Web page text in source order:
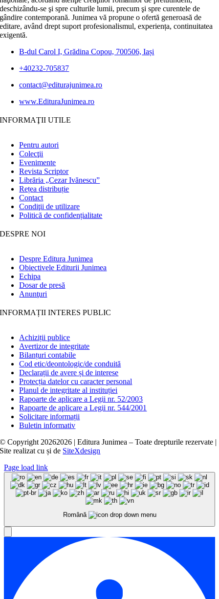
deschizându-se şi spre culturile lumii, precum şi spre curentele de
gândire contemporană. Junimea vă propune o ofertă generoasă de
editare, având drept suport profesionalismul, experiența, continuitatea
exigentă.
B-dul Carol I, Grădina Copou, 700506, Iași
+40232-705837
contact@editurajunimea.ro
www.EdituraJunimea.ro
INFORMAŢII UTILE
Pentru autori
Colecţii
Evenimente
Revista Scriptor
Librăria „Cezar Ivănescu”
Rețea distribuție
Contact
Condiţii de utilizare
Politică de confidențialitate
DESPRE NOI
Despre Editura Junimea
Obiectivele Editurii Junimea
Echipa
Dosar de presă
Anunţuri
INFORMAȚII INTERES PUBLIC
Achiziții publice
Avertizor de integritate
Bilanțuri contabile
Cod etic/deontologic/de conduită
Declarații de avere și de interese
Protecția datelor cu caracter personal
Planul de integritate al instituției
Rapoarte de aplicare a Legii nr. 52/2003
Rapoarte de aplicare a Legii nr. 544/2001
Solicitare informații
Buletin informativ
© Copyright 20262026 | Editura Junimea – Toate drepturile rezervate |
Site realizat cușide SiteXdesign
Page load link
Română